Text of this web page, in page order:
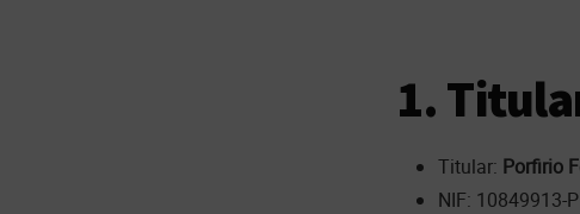
1.
Titular: Porfirio
NIF: 10849913-P